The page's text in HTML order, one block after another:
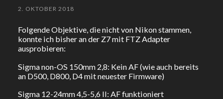
2. OKTOBER 2018
Folgende Objektive, die nicht von Nikon stammen,
konnte ich bisher an der Z7 mit FTZ Adapter
ausprobieren:
Sigma non-OS 150mm 2,8: Kein AF (wie auch bereits
an D500, D800, D4 mit neuester Firmware)
Sigma 12-24mm 4,5-5,6 II: AF funktioniert